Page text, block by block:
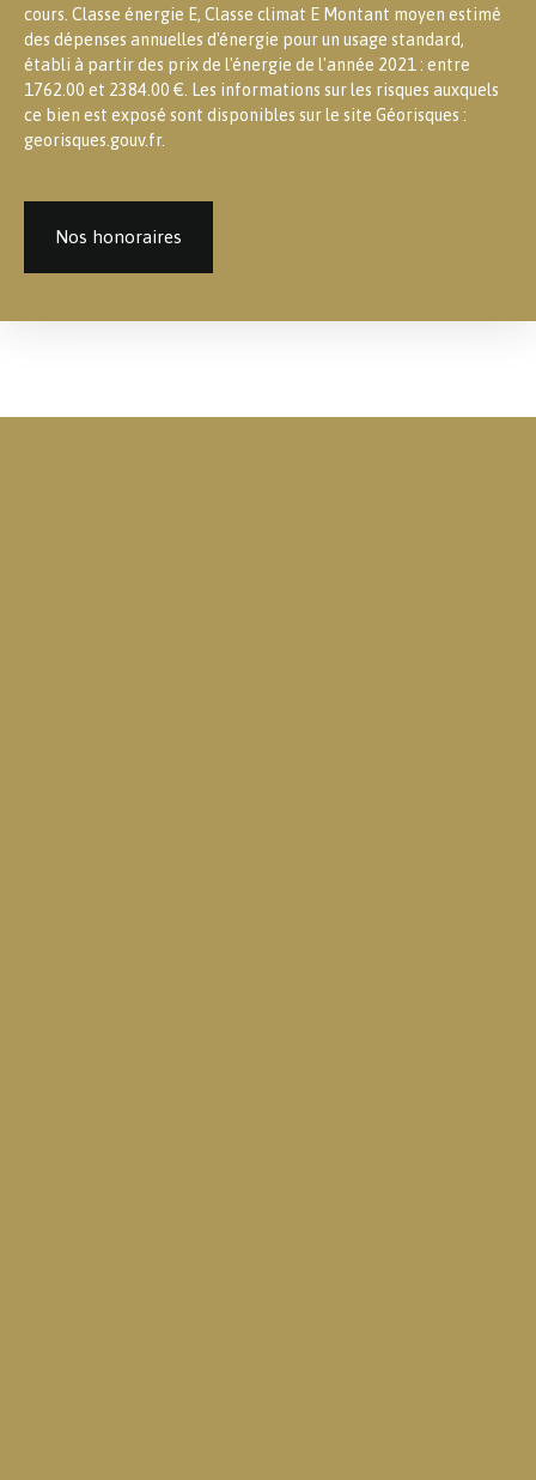
cours. Classe énergie E, Classe climat E Montant moyen estimé
des dépenses annuelles d'énergie pour un usage standard,
établi à partir des prix de l'énergie de l'année 2021 : entre
1762.00 et 2384.00 €. Les informations sur les risques auxquels
ce bien est exposé sont disponibles sur le site Géorisques :
georisques.gouv.fr.
Nos honoraires